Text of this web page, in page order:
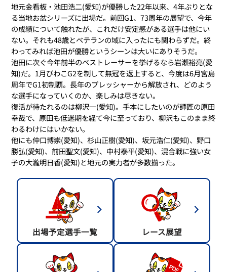
地元金看板・池田浩二(愛知)が優勝した22年以来、4年ぶりとな
る当地お盆シリーズに出場だ。前回G1、73周年の展望で、今年
の成績について触れたが、これだけ安定感がある選手は他にい
ない。それも48歳とベテランの域に入ったにも関わらずだ。終
わってみれば池田が優勝というシーンは大いにありそうだ。
池田に次ぐ今年前半のベストレーサーを挙げるなら岩瀬裕亮(愛
知)だ。1月びわこG2を制して無冠を返上すると、今度は6月宮島
周年でG1初制覇。長年のプレッシャーから解放され、どのよう
な選手になっていくのか、楽しみは尽きない。
復活が待たれるのは柳沢一(愛知)。手本にしたいのが師匠の原田
幸哉で、原田も低迷期を経て今に至っており、柳沢もこのまま終
わるわけにはいかない。
他にも仲口博崇(愛知)、杉山正樹(愛知)、坂元浩仁(愛知)、野口
勝弘(愛知)、前田聖文(愛知)、中村泰平(愛知)、混合戦に強い女
子の大瀧明日香(愛知)と地元の実力者が多数揃った。
出場予定選手一覧 レース展望